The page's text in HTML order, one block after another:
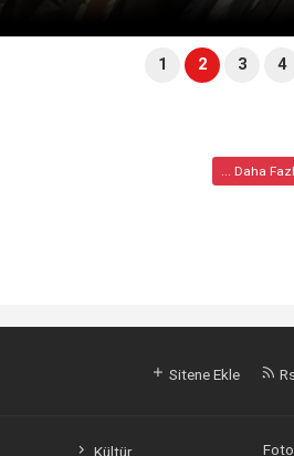
1 2 3 4
... Daha
Sitene Ekle
Kültür